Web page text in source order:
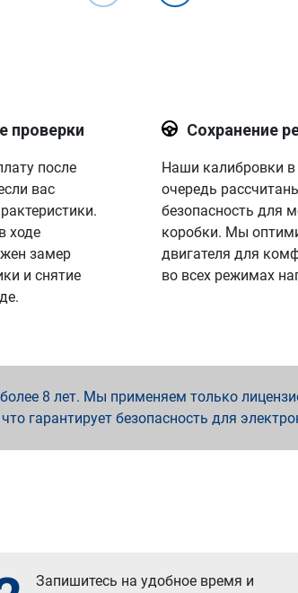
проверки
после
вас
ходе
замер
и снятие
Сохранение
Наши калибровки
очередь
безопасность для
коробки. Мы
двигателя для
во всех режимах
8 лет. Мы применяем только
гарантирует безопасность для
Запишитесь на удобное время и